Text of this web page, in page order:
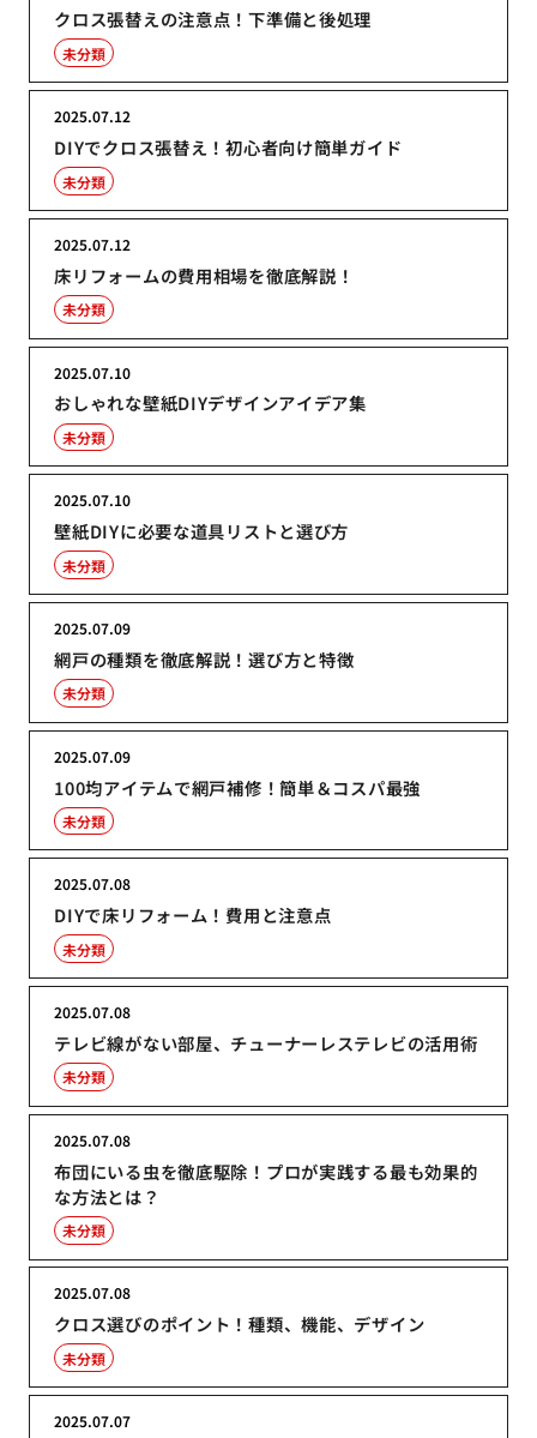
クロス張替えの注意点！下準備と後処理
未分類
DIYでクロス張替え！初心者向け簡単ガイド
2025.07.12
未分類
床リフォームの費用相場を徹底解説！
2025.07.12
未分類
おしゃれな壁紙DIYデザインアイデア集
2025.07.10
未分類
壁紙DIYに必要な道具リストと選び方
2025.07.10
未分類
網戸の種類を徹底解説！選び方と特徴
2025.07.09
未分類
100均アイテムで網戸補修！簡単＆コスパ最強
2025.07.09
未分類
DIYで床リフォーム！費用と注意点
2025.07.08
未分類
テレビ線がない部屋、チューナーレステレビの活用術
2025.07.08
未分類
布団にいる虫を徹底駆除！プロが実践する最も効果的
な方法とは？
2025.07.08
未分類
クロス選びのポイント！種類、機能、デザイン
2025.07.08
未分類
2025.07.07